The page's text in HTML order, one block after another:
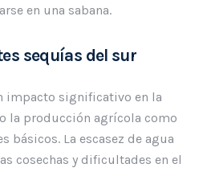
en una sabana.
sequías del sur
impacto significativo en la
la producción agrícola como
básicos. La escasez de agua
cosechas y dificultades en el